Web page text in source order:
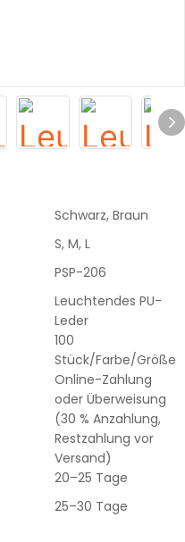
Schwarz, Braun
S, M, L
PSP-206
Leuchtendes PU-
Leder
100
Stück/Farbe/Größe
Online-Zahlung
oder Überweisung
(30 % Anzahlung,
Restzahlung vor
Versand)
20–25 Tage
25–30 Tage